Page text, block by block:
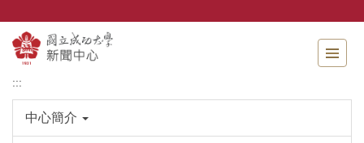
主
要
內
:::
中心簡介